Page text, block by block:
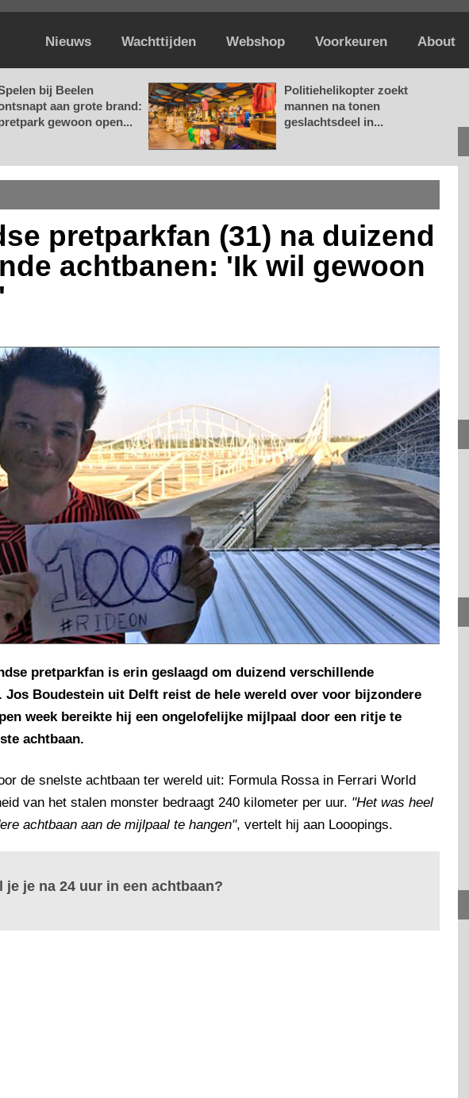
Nieuws Wachttijden Webshop Voorkeuren About
bij Beelen
aan grote brand:
gewoon open...
Politiehelikopter zoekt
mannen na tonen
geslachtsdeel in...
pretparkfan (31) na duizend
achtbanen: 'Ik wil gewoon
pretparkfan is erin geslaagd om duizend verschillende
Jos Boudestein uit Delft reist de hele wereld over voor bijzondere
week bereikte hij een ongelofelijke mijlpaal door een ritje te
achtbaan.
de snelste achtbaan ter wereld uit: Formula Rossa in Ferrari World
van het stalen monster bedraagt 240 kilometer per uur. "Het was heel
achtbaan aan de mijlpaal te hangen", vertelt hij aan Looopings.
je je na 24 uur in een achtbaan?